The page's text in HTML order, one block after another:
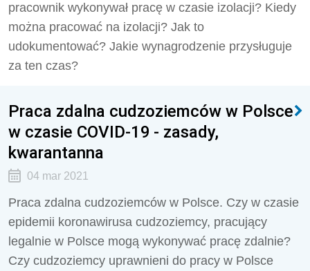
pracownik wykonywał pracę w czasie izolacji? Kiedy
można pracować na izolacji? Jak to
udokumentować? Jakie wynagrodzenie przysługuje
za ten czas?
Praca zdalna cudzoziemców w Polsce
w czasie COVID-19 - zasady,
kwarantanna
04 mar 2021
Praca zdalna cudzoziemców w Polsce. Czy w czasie
epidemii koronawirusa cudzoziemcy, pracujący
legalnie w Polsce mogą wykonywać pracę zdalnie?
Czy cudzoziemcy uprawnieni do pracy w Polsce